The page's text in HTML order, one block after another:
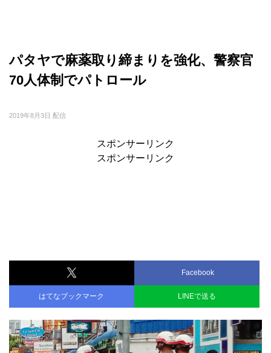
パタヤで麻薬取り締まりを強化、警察官
70人体制でパトロール
2019年8月3日 配信
スポンサーリンク
スポンサーリンク
Facebook
はてなブックマーク LINEで送る